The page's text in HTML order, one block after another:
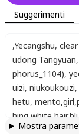
Suggerimenti
,Yecangshu,
udong Tangyuan,
phorus_1104),
uizi, niukoukouzi,
hetu, mento,girl,
hing white hair,
word,Magic,
Mostra